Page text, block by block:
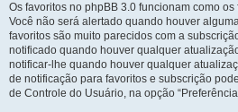
Os favoritos no phpBB 3.0 funcionam como
Você não será alertado quando houver
favoritos são muito parecidos com a
notificado quando houver qualquer
notificar-lhe quando houver qualquer
de notificação para favoritos e subscrição
de Controle do Usuário, na opção